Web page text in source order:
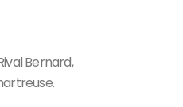
Bernard,